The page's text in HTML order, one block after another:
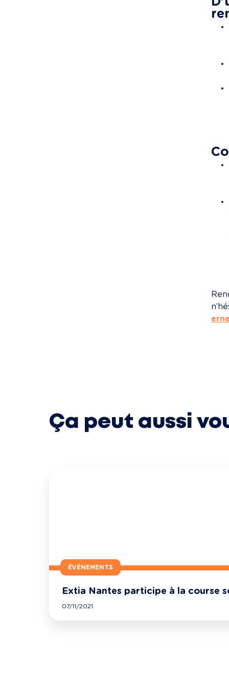
Ça peut aussi
ÉVÉNEMENTS
Extia Nantes participe à la course
07/11/2021